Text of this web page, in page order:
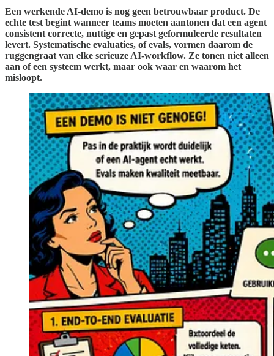
Een werkende AI-demo is nog geen betrouwbaar product. De
echte test begint wanneer teams moeten aantonen dat een agent
consistent correcte, nuttige en gepast geformuleerde resultaten
levert. Systematische evaluaties, of evals, vormen daarom de
ruggengraat van elke serieuze AI-workflow. Ze tonen niet alleen
aan of een systeem werkt, maar ook waar en waarom het
misloopt.